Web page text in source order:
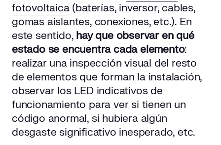
fotovoltaica(baterías, inversor, cables,
gomas aislantes, conexiones, etc.). En
este sentido, hay que observar en qué
estado se encuentra cada elemento:
realizar una inspección visual del resto
de elementos que forman la instalación,
observar los LED indicativos de
funcionamiento para ver si tienen un
código anormal, si hubiera algún
desgaste significativo inesperado, etc.